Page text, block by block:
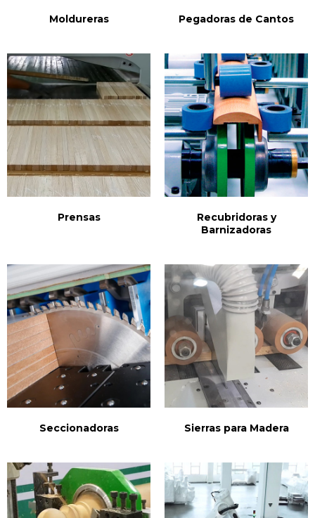
Moldureras Pegadoras de Cantos
Prensas
Recubridoras y
Barnizadoras
Seccionadoras Sierras para Madera